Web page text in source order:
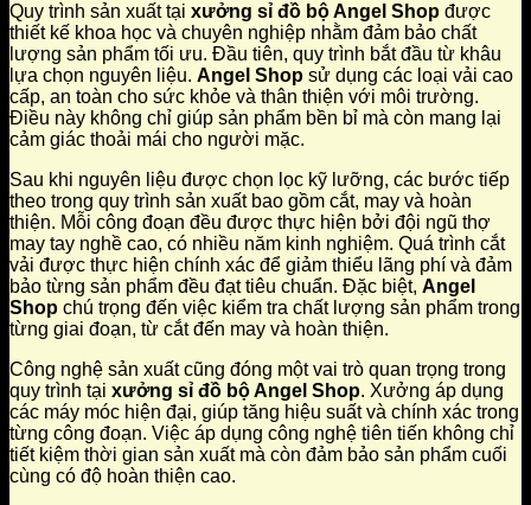
Quy trình sản xuất tại xưởng sỉ đồ bộ Angel Shop được
thiết kế khoa học và chuyên nghiệp nhằm đảm bảo chất
lượng sản phẩm tối ưu. Đầu tiên, quy trình bắt đầu từ khâu
lựa chọn nguyên liệu. Angel Shop sử dụng các loại vải cao
cấp, an toàn cho sức khỏe và thân thiện với môi trường.
Điều này không chỉ giúp sản phẩm bền bỉ mà còn mang lại
cảm giác thoải mái cho người mặc.
Sau khi nguyên liệu được chọn lọc kỹ lưỡng, các bước tiếp
theo trong quy trình sản xuất bao gồm cắt, may và hoàn
thiện. Mỗi công đoạn đều được thực hiện bởi đội ngũ thợ
may tay nghề cao, có nhiều năm kinh nghiệm. Quá trình cắt
vải được thực hiện chính xác để giảm thiểu lãng phí và đảm
bảo từng sản phẩm đều đạt tiêu chuẩn. Đặc biệt, Angel
Shop chú trọng đến việc kiểm tra chất lượng sản phẩm trong
từng giai đoạn, từ cắt đến may và hoàn thiện.
Công nghệ sản xuất cũng đóng một vai trò quan trọng trong
quy trình tại xưởng sỉ đồ bộ Angel Shop. Xưởng áp dụng
các máy móc hiện đại, giúp tăng hiệu suất và chính xác trong
từng công đoạn. Việc áp dụng công nghệ tiên tiến không chỉ
tiết kiệm thời gian sản xuất mà còn đảm bảo sản phẩm cuối
cùng có độ hoàn thiện cao.